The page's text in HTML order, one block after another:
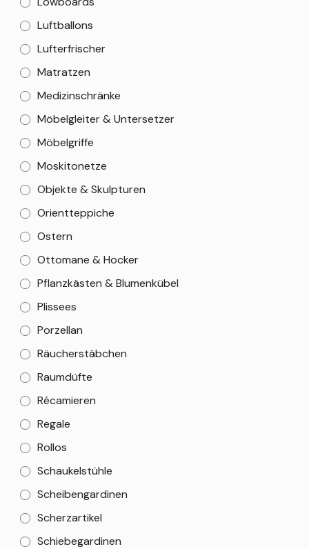
Luftballons
Lufterfrischer
Matratzen
Medizinschränke
Möbelgleiter & Untersetzer
Möbelgriffe
Moskitonetze
Objekte & Skulpturen
Orientteppiche
Ostern
Ottomane & Hocker
Pflanzkästen & Blumenkübel
Plissees
Porzellan
Räucherstäbchen
Raumdüfte
Récamieren
Regale
Rollos
Schaukelstühle
Scheibengardinen
Scherzartikel
Schiebegardinen